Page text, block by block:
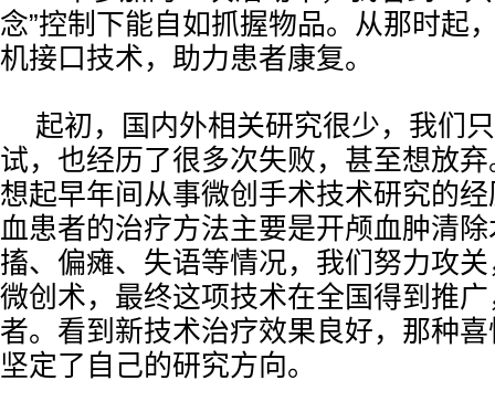
念”控制下能自如抓握物品。从那时起
机接口技术，助力患者康复。
起初，国内外相关研究很少，我们
试，也经历了很多次失败，甚至想放
想起早年间从事微创手术技术研究的
血患者的治疗方法主要是开颅血肿清
搐、偏瘫、失语等情况，我们努力攻
微创术，最终这项技术在全国得到推
者。看到新技术治疗效果良好，那种
坚定了自己的研究方向。